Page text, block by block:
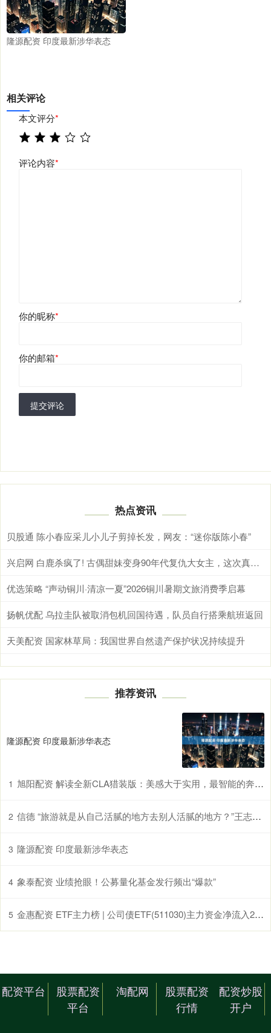
隆源配资 印度最新涉华表态
相关评论
本文评分*
评论内容*
你的昵称*
你的邮箱*
提交评论
热点资讯
贝股通 陈小春应采儿小儿子剪掉长发，网友：“迷你版陈小春”
兴启网 白鹿杀疯了! 古偶甜妹变身90年代复仇大女主，这次真的不一样
优选策略 “声动铜川·清凉一夏”2026铜川暑期文旅消费季启幕
扬帆优配 乌拉圭队被取消包机回国待遇，队员自行搭乘航班返回
天美配资 国家林草局：我国世界自然遗产保护状况持续提升
推荐资讯
隆源配资 印度最新涉华表态
1 旭阳配资 解读全新CLA猎装版：美感大于实用，最智能的奔驰成为品牌独苗_mm_Brake_玻璃
2 信德 “旅游就是从自己活腻的地方去别人活腻的地方？”王志文犀利发问，嘉恒小包团用文化沉浸给出答案
3 隆源配资 印度最新涉华表态
4 象泰配资 业绩抢眼！公募量化基金发行频出“爆款”
5 金惠配资 ETF主力榜 | 公司债ETF(511030)主力资金净流入2.09亿元，居全市场第一梯队-20260309
配资平台
股票配资
平台
淘配网
股票配资
行情
配资炒股
开户